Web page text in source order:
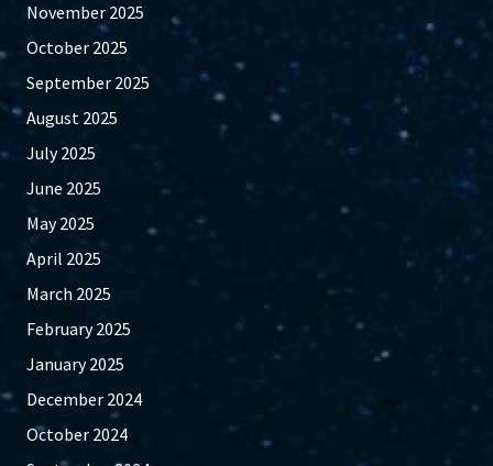
November 2025
October 2025
September 2025
August 2025
July 2025
June 2025
May 2025
April 2025
March 2025
February 2025
January 2025
December 2024
October 2024